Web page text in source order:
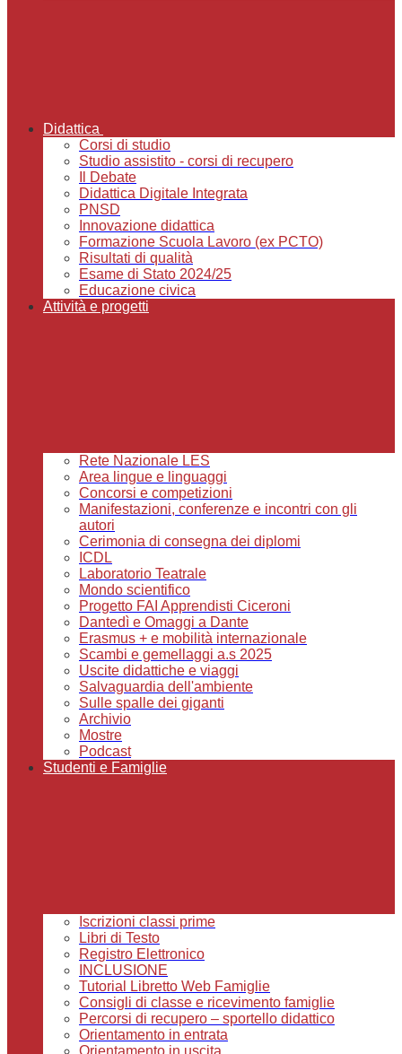
Didattica
Corsi di studio
Studio assistito - corsi di recupero
Il Debate
Didattica Digitale Integrata
PNSD
Innovazione didattica
Formazione Scuola Lavoro (ex PCTO)
Risultati di qualità
Esame di Stato 2024/25
Educazione civica
Attività e progetti
Rete Nazionale LES
Area lingue e linguaggi
Concorsi e competizioni
Manifestazioni, conferenze e incontri con gli
autori
Cerimonia di consegna dei diplomi
ICDL
Laboratorio Teatrale
Mondo scientifico
Progetto FAI Apprendisti Ciceroni
Dantedì e Omaggi a Dante
Erasmus + e mobilità internazionale
Scambi e gemellaggi a.s 2025
Uscite didattiche e viaggi
Salvaguardia dell'ambiente
Sulle spalle dei giganti
Archivio
Mostre
Podcast
Studenti e Famiglie
Iscrizioni classi prime
Libri di Testo
Registro Elettronico
INCLUSIONE
Tutorial Libretto Web Famiglie
Consigli di classe e ricevimento famiglie
Percorsi di recupero – sportello didattico
Orientamento in entrata